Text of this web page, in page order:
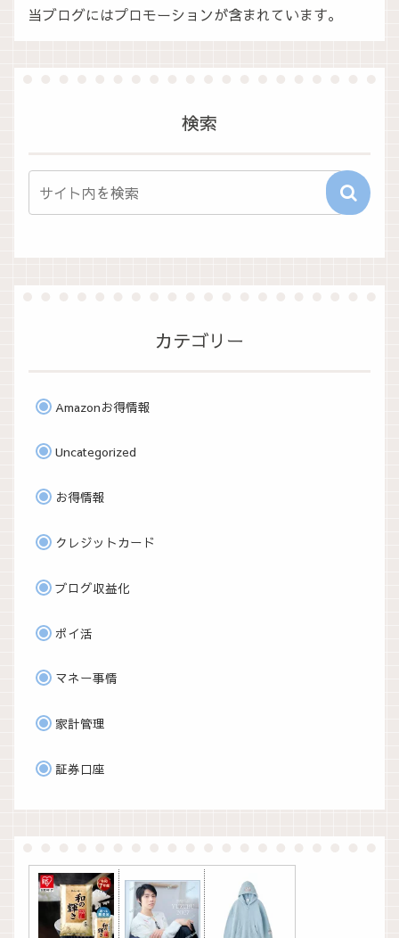
当ブログにはプロモーションが含まれています。
検索
カテゴリー
Amazonお得情報
Uncategorized
お得情報
クレジットカード
ブログ収益化
ポイ活
マネー事情
家計管理
証券口座